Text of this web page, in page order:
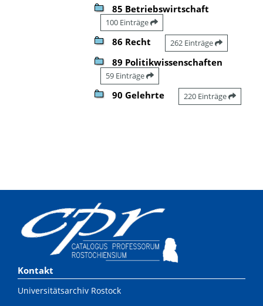
85 Betriebswirtschaft
100 Einträge
86 Recht 262 Einträge
89 Politikwissenschaften
59 Einträge
90 Gelehrte 220 Einträge
Kontakt
Universitätsarchiv Rostock